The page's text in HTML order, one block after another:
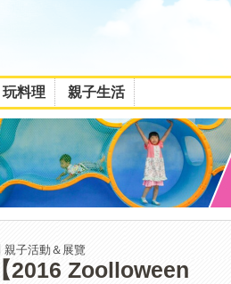
玩料理 親子生活
親子活動＆展覽
【2016 Zoolloween